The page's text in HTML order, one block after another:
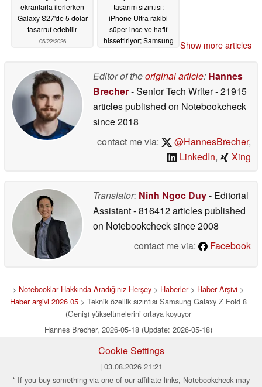
ekranlarla ilerlerken
Galaxy S27'de 5 dolar
tasarruf edebilir
05/22/2026
tasarım sızıntısı:
iPhone Ultra rakibi
süper ince ve hafif
hissettiriyor; Samsung
Show more articles
Editor of theoriginal article: Hannes
Brecher- Senior Tech Writer- 21915
articles published on Notebookcheck
since 2018
contact me via:
@HannesBrecher,
LinkedIn, Xing
Translator: Ninh Ngoc Duy- Editorial
Assistant- 816412 articles published
on Notebookchecksince 2008
contact me via:
Facebook
> Notebooklar Hakkında Aradığınız Herşey > Haberler> Haber Arşivi >
Haber arşivi 2026 05> Teknik özellik sızıntısı Samsung Galaxy Z Fold 8
(Geniş) yükseltmelerini ortaya koyuyor
Hannes Brecher, 2026-05-18 (Update: 2026-05-18)
Cookie Settings
| 03.08.2026 21:21
* If you buy something via one of our affiliate links, Notebookcheck may